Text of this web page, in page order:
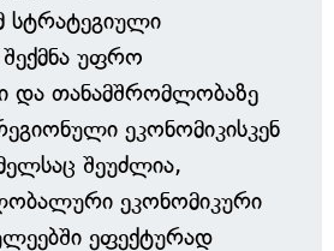
სტრატეგიული
უფრო
და თანამშრომლობაზე
ეკონომიკისკენ
შეუძლია,
ეკონომიკური
ეფექტურად